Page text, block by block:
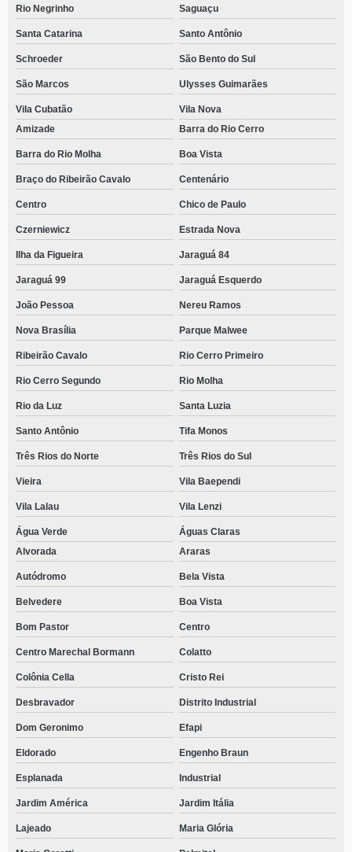
Rio Negrinho Saguaçu
Santa Catarina Santo Antônio
Schroeder São Bento do Sul
São Marcos Ulysses Guimarães
Vila Cubatão
Vila Nova
Amizade
Barra do Rio Cerro
Barra do Rio Molha Boa Vista
Braço do Ribeirão Cavalo Centenário
Centro Chico de Paulo
Czerniewicz Estrada Nova
Ilha da Figueira Jaraguá 84
Jaraguá 99 Jaraguá Esquerdo
João Pessoa Nereu Ramos
Nova Brasília Parque Malwee
Ribeirão Cavalo Rio Cerro Primeiro
Rio Cerro Segundo Rio Molha
Rio da Luz Santa Luzia
Santo Antônio Tifa Monos
Três Rios do Norte Três Rios do Sul
Vieira Vila Baependi
Vila Lalau Vila Lenzi
Água Verde
Águas Claras
Alvorada
Araras
Autódromo Bela Vista
Belvedere Boa Vista
Bom Pastor Centro
Centro Marechal Bormann Colatto
Colônia Cella Cristo Rei
Desbravador Distrito Industrial
Dom Geronimo Efapi
Eldorado Engenho Braun
Esplanada Industrial
Jardim América Jardim Itália
Lajeado Maria Glória